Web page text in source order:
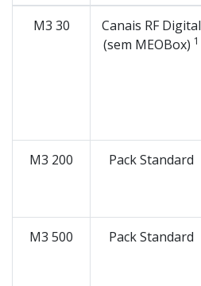
M3 30
Canais RF Digital
(sem MEOBox) 1
M3 200 Pack Standard
M3 500 Pack Standard